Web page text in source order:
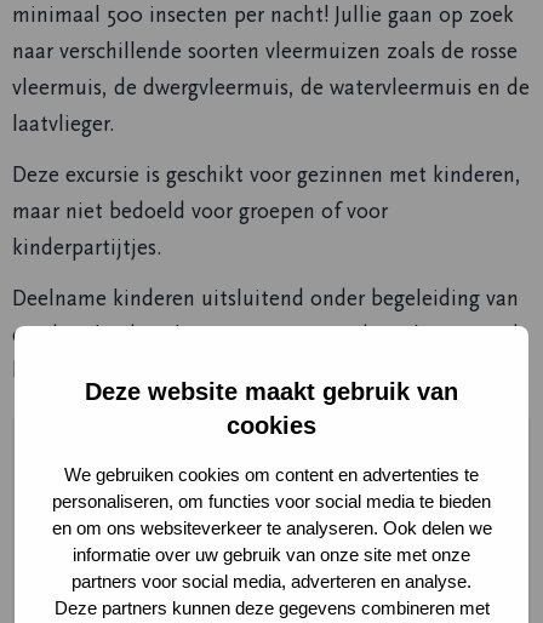
Deze website maakt gebruik van
cookies
We gebruiken cookies om content en advertenties te
personaliseren, om functies voor social media te bieden
en om ons websiteverkeer te analyseren. Ook delen we
informatie over uw gebruik van onze site met onze
partners voor social media, adverteren en analyse.
Deze partners kunnen deze gegevens combineren met
minimaal 500 insecten per nacht! Jullie gaan op zoek
naar verschillende soorten vleermuizen zoals de rosse
vleermuis, de dwergvleermuis, de watervleermuis en de
laatvlieger.
Deze excursie is geschikt voor gezinnen met kinderen,
maar niet bedoeld voor groepen of voor
kinderpartijtjes.
Deelname kinderen uitsluitend onder begeleiding van
een betalende volwassene. De route die gelopen wordt
bedraagt ruim 2km.
Reserveer deze activiteit
1 Aantal deelnemers 2 Je gegevens